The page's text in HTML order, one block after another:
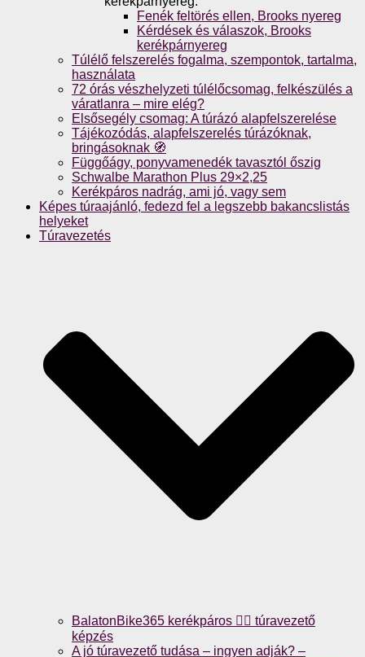
Fenék feltörés ellen, Brooks nyereg
Kérdések és válaszok, Brooks
kerékpárnyereg
Túlélő felszerelés fogalma, szempontok, tartalma,
használata
72 órás vészhelyzeti túlélőcsomag, felkészülés a
váratlanra – mire elég?
Elsősegély csomag: A túrázó alapfelszerelése
Tájékozódás, alapfelszerelés túrázóknak,
bringásoknak 🧭
Függőágy, ponyvamenedék tavasztól őszig
Schwalbe Marathon Plus 29×2,25
Kerékpáros nadrág, ami jó, vagy sem
Képes túraajánló, fedezd fel a legszebb bakancslistás
helyeket
Túravezetés
BalatonBike365 kerékpáros 🚴‍♀️ túravezető
képzés
A jó túravezető tudása – ingyen adják? –